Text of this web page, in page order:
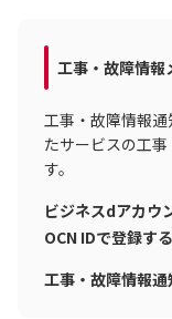
工事・故障情報
工事・故障情報
たサービスの工
す。
ビジネスdアカウ
OCN IDで登録する
工事・故障情報